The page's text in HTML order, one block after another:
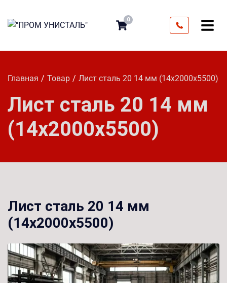
0
Главная Товар Лист сталь 20 14 мм (14х2000х5500)
Лист сталь 20 14 мм
(14х2000х5500)
Лист сталь 20 14 мм
(14х2000х5500)